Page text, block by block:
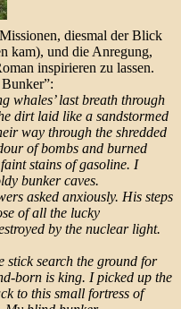
diesmal der Blick
kam), und die Anregung,
inspirieren zu lassen.
whales’ last breath through
dirt laid like a sandstormed
way through the shredded
of bombs and burned
stains of gasoline. I
bunker caves.
asked anxiously. His steps
of all the lucky
by the nuclear light.
search the ground for
born is king. I picked up the
to this small fortress of